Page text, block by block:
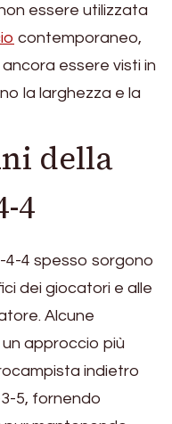
essere utilizzata
contemporaneo,
essere visti in
la larghezza e la
della
4
4-4 spesso sorgono
dei giocatori e alle
Alcune
approccio più
indietro
5, fornendo